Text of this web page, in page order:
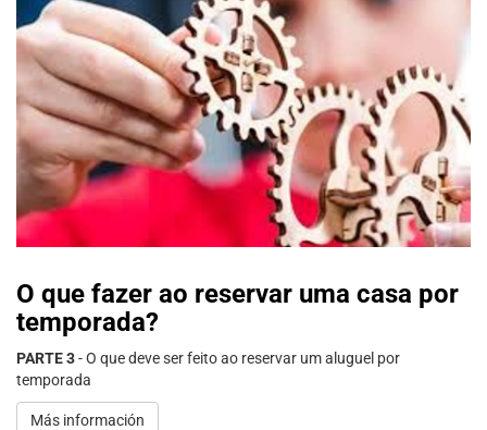
O que fazer ao reservar uma casa por
temporada?
PARTE 3- O que deve ser feito ao reservar um aluguel por
temporada
Más información